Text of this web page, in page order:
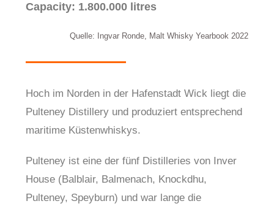
Capacity: 1.800.000 litres
Quelle: Ingvar Ronde, Malt Whisky Yearbook 2022
Hoch im Norden in der Hafenstadt Wick liegt die
Pulteney Distillery und produziert entsprechend
maritime Küstenwhiskys.
Pulteney ist eine der fünf Distilleries von Inver
House (Balblair, Balmenach, Knockdhu,
Pulteney, Speyburn) und war lange die